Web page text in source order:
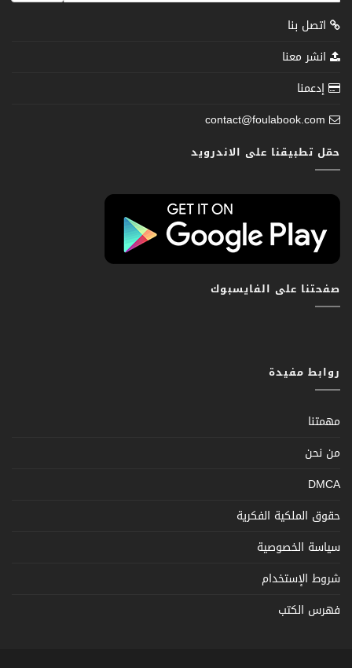
اتصل بنا
انشر معنا
إدعمنا
contact@foulabook.com
حمّل تطبيقنا على الاندرويد
صفحتنا على الفايسبوك
روابط مفيدة
مهمتنا
من نحن
DMCA
حقوق الملكية الفكرية
سياسة الخصوصية
شروط الإستخدام
فهرس الكتب